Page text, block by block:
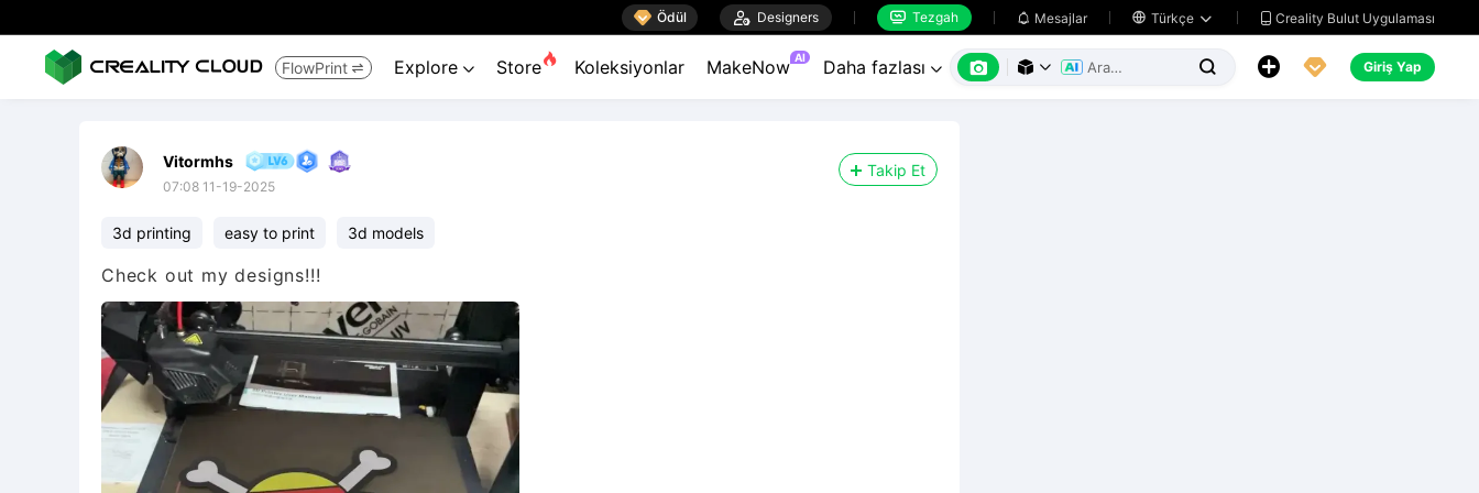
 Ödül  Designers  Tezgah  Mesajlar  Türkçe   Creality Bulut Uygulaması
FlowPrint  Explore  Store Koleksiyonlar MakeNow AI Daha fazlası        Giriş Yap
Vitormhs
07:08 11-19-2025
Takip Et
3d printing easy to print 3d models
Check out my designs!!!